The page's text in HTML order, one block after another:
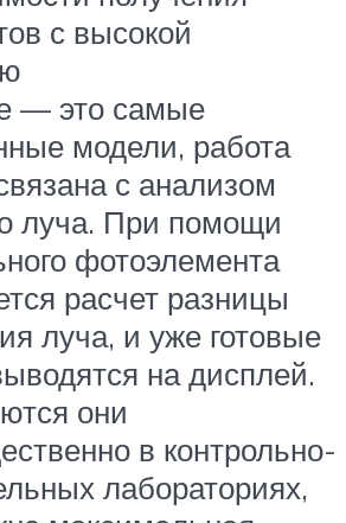
с высокой
— это самые
модели, работа
с анализом
луча. При помощи
фотоэлемента
расчет разницы
луча, и уже готовые
на дисплей.
они
в контрольно-
лабораториях,